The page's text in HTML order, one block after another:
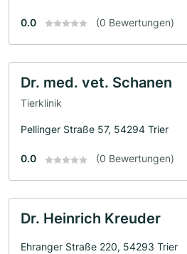
0.0 (0 Bewertungen)
Dr. med. vet. Schanen
Tierklinik
Pellinger Straße 57, 54294 Trier
0.0 (0 Bewertungen)
Dr. Heinrich Kreuder
Ehranger Straße 220, 54293 Trier